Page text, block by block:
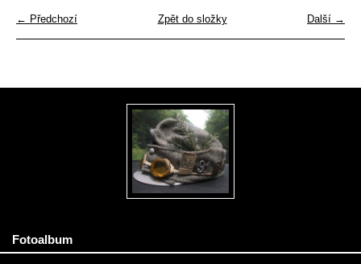
← Předchozí Další →
Zpět do složky
Fotoalbum